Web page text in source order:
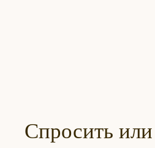
Спросить или